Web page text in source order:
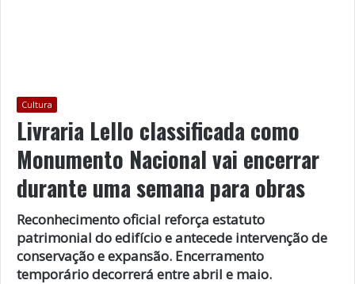
Cultura
Livraria Lello classificada como
Monumento Nacional vai encerrar
durante uma semana para obras
Reconhecimento oficial reforça estatuto
patrimonial do edifício e antecede intervenção de
conservação e expansão. Encerramento
temporário decorrerá entre abril e maio.